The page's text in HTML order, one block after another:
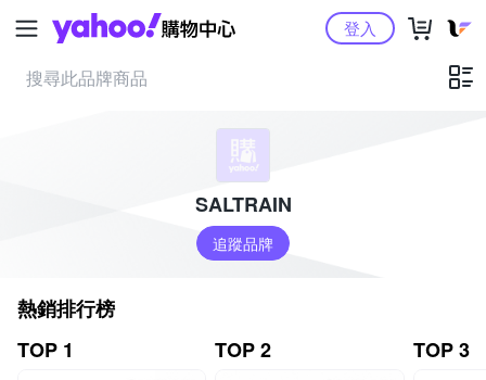
Yahoo購物中心登入
SALTRAIN
追蹤品牌
熱銷排行榜
TOP 1
TOP 2 TOP 3